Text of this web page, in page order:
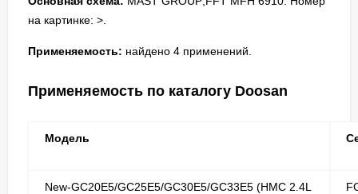
на картинке: >.
Применяемость: найдено 4 применений.
Применяемость по каталогу Doosan
Модель
New-GC20E5/GC25E5/GC30E5/GC33E5 (HMC 2.4L